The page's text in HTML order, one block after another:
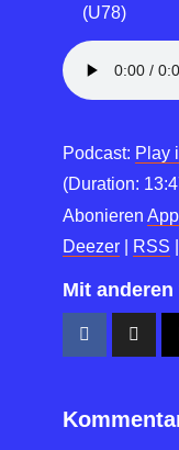
(U78)
Podcast: Play
(Duration:
Abonieren
Deezer
RSS
Mit anderen